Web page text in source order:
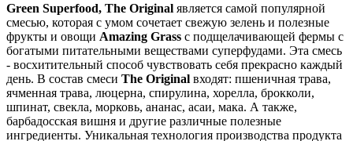
Green Superfood, The Original является самой популярной
смесью, которая с умом сочетает свежую зелень и полезные
фрукты и овощи Amazing Grass с подщелачивающей фермы с
богатыми питательными веществами суперфудами. Эта смесь
- восхитительный способ чувствовать себя прекрасно каждый
день. В состав смеси The Original входят: пшеничная трава,
ячменная трава, люцерна, спирулина, хорелла, брокколи,
шпинат, свекла, морковь, ананас, асаи, мака. А также,
барбадосская вишня и другие различные полезные
ингредиенты. Уникальная технология производства продукта